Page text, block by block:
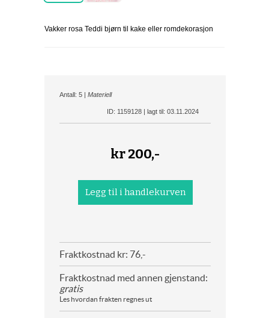
Vakker rosa Teddi bjørn til kake eller romdekorasjon
Antall: 5 | Materiell
ID: 1159128 | lagt til: 03.11.2024
kr200,-
Fraktkostnad kr: 76,-
Fraktkostnad med annen gjenstand:
gratis
Les hvordan frakten regnes ut